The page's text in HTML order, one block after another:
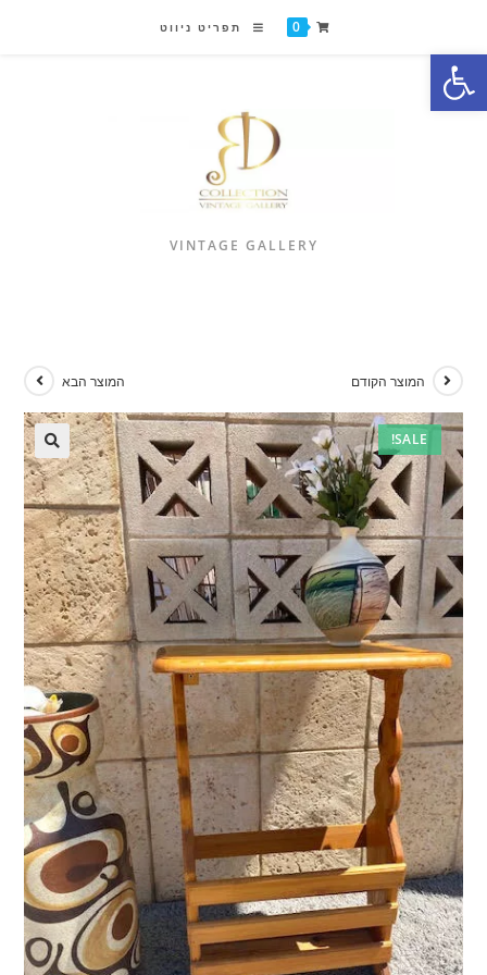
פתח סרגל נגישות
0 תפריט ניווט
VINTAGE GALLERY
SALE!
המוצר הקודם המוצר הבא